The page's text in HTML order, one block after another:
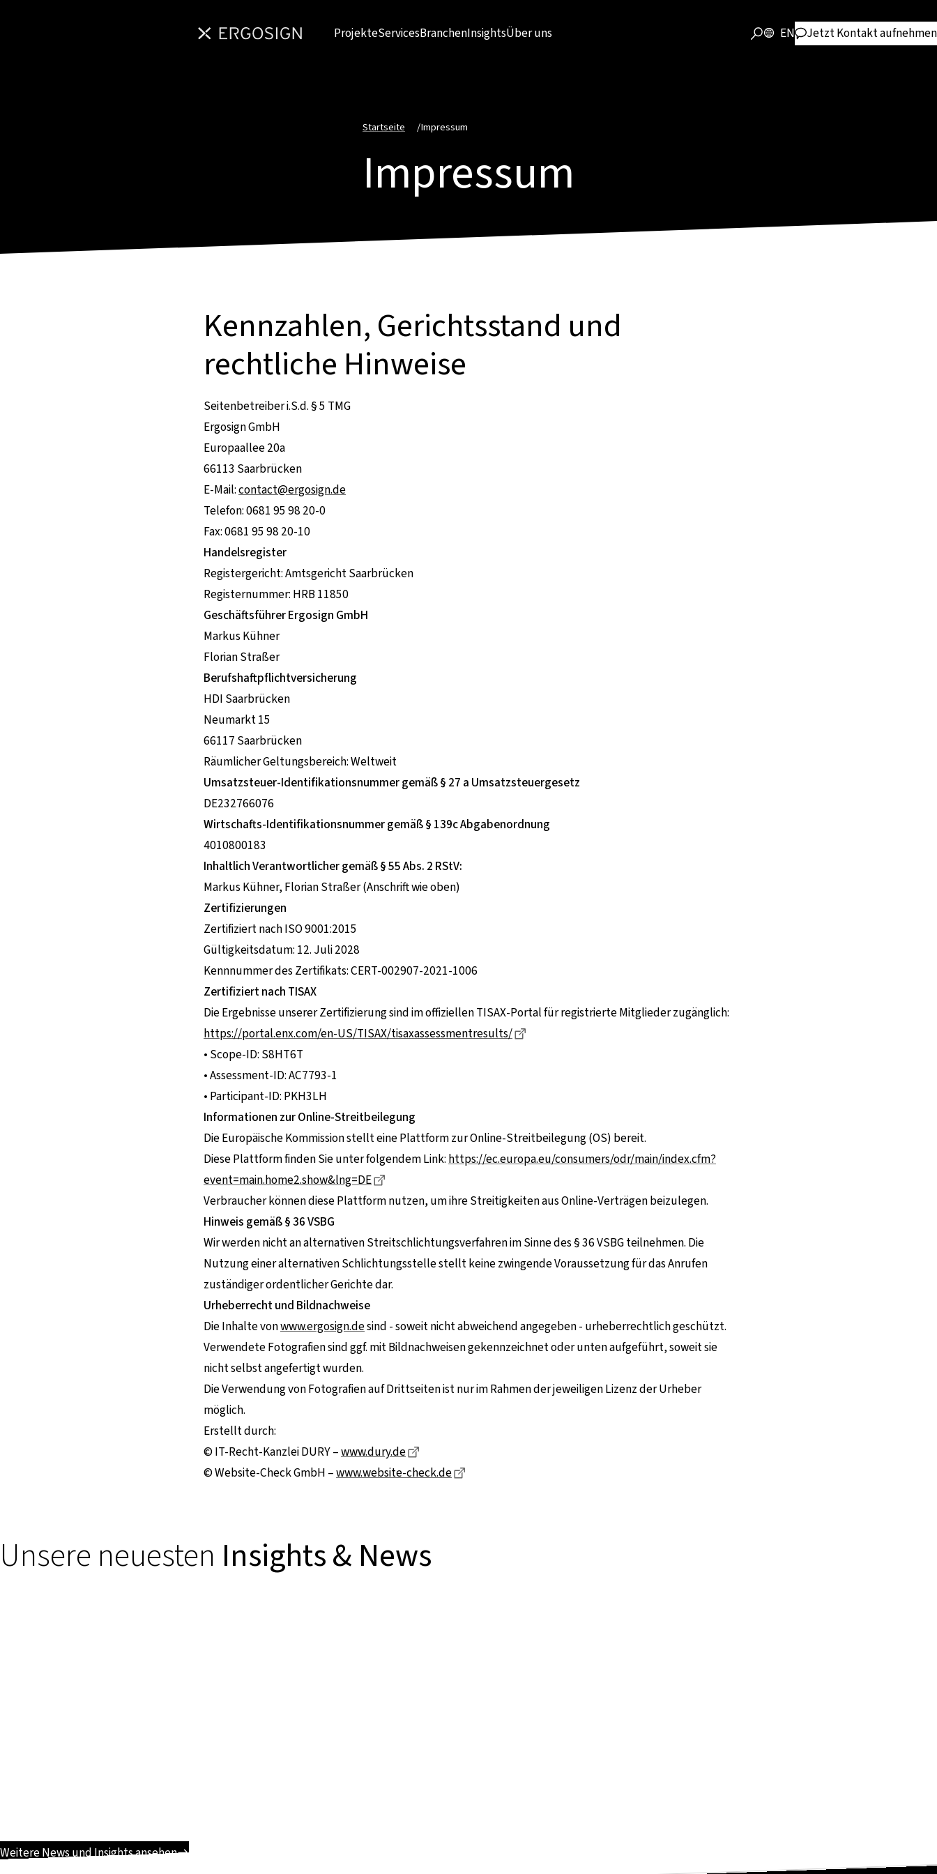
ProjekteServicesBranchenInsightsÜber uns EN Jetzt Kontakt aufnehmen
Startseite /Impressum
Impressum
Kennzahlen, Gerichtsstand und
rechtliche Hinweise
Seitenbetreiber i.S.d. § 5 TMG
Ergosign GmbH
Europaallee 20a
66113 Saarbrücken
E-Mail:contact@ergosign.de
Telefon: 0681 95 98 20-0
Fax: 0681 95 98 20-10
Handelsregister
Registergericht: Amtsgericht Saarbrücken
Registernummer: HRB 11850
Geschäftsführer Ergosign GmbH
Markus Kühner
Florian Straßer
Berufshaftpflichtversicherung
HDI Saarbrücken
Neumarkt 15
66117 Saarbrücken
Räumlicher Geltungsbereich: Weltweit
Umsatzsteuer-Identifikationsnummer gemäß § 27 a Umsatzsteuergesetz
DE232766076
Wirtschafts-Identifikationsnummer gemäß § 139c Abgabenordnung
4010800183
Inhaltlich Verantwortlicher gemäß § 55 Abs. 2 RStV:
Markus Kühner, Florian Straßer (Anschrift wie oben)
Zertifizierungen
Zertifiziert nach ISO 9001:2015
Gültigkeitsdatum: 12. Juli 2028
Kennnummer des Zertifikats: CERT-002907-2021-1006
Zertifiziert nach TISAX
Die Ergebnisse unserer Zertifizierung sind im offiziellen TISAX-Portal für registrierte Mitglieder zugänglich:
https://portal.enx.com/en-US/TISAX/tisaxassessmentresults/
• Scope-ID: S8HT6T
• Assessment-ID: AC7793-1
• Participant-ID: PKH3LH
Informationen zur Online-Streitbeilegung
Die Europäische Kommission stellt eine Plattform zur Online-Streitbeilegung (OS) bereit.
Diese Plattform finden Sie unter folgendem Link: https://ec.europa.eu/consumers/odr/main/index.cfm?
event=main.home2.show&lng=DE
Verbraucher können diese Plattform nutzen, um ihre Streitigkeiten aus Online-Verträgen beizulegen.
Hinweis gemäß § 36 VSBG
Wir werden nicht an alternativen Streitschlichtungsverfahren im Sinne des § 36 VSBG teilnehmen. Die
Nutzung einer alternativen Schlichtungsstelle stellt keine zwingende Voraussetzung für das Anrufen
zuständiger ordentlicher Gerichte dar.
Urheberrecht und Bildnachweise
Die Inhalte vonwww.ergosign.desind - soweit nicht abweichend angegeben - urheberrechtlich geschützt.
Verwendete Fotografien sind ggf. mit Bildnachweisen gekennzeichnet oder unten aufgeführt, soweit sie
nicht selbst angefertigt wurden.
Die Verwendung von Fotografien auf Drittseiten ist nur im Rahmen der jeweiligen Lizenz der Urheber
möglich.
Erstellt durch:
© IT-Recht-Kanzlei DURY –www.dury.de
© Website-Check GmbH –www.website-check.de
Unsere neuesten Insights & News
Weitere News und Insights ansehen